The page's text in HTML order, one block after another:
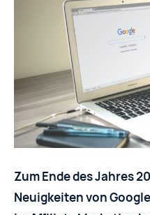
Zum Ende des Jahres
Neuigkeiten von